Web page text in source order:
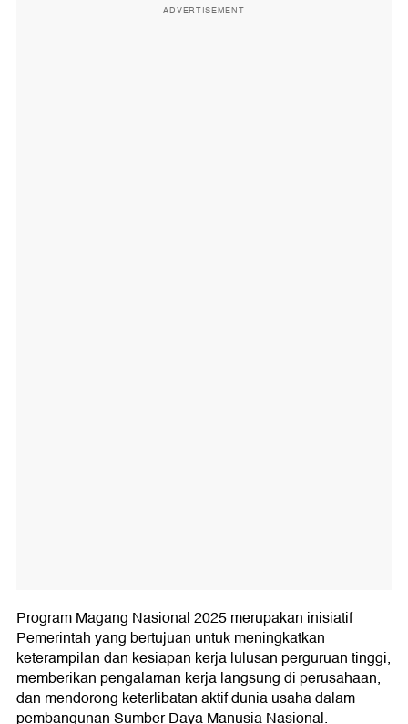
ADVERTISEMENT
Program Magang Nasional 2025 merupakan inisiatif
Pemerintah yang bertujuan untuk meningkatkan
keterampilan dan kesiapan kerja lulusan perguruan tinggi,
memberikan pengalaman kerja langsung di perusahaan,
dan mendorong keterlibatan aktif dunia usaha dalam
pembangunan Sumber Daya Manusia Nasional.